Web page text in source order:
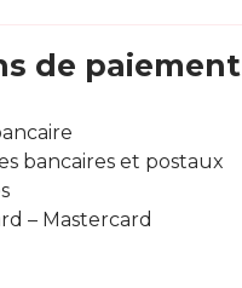
de paiement
bancaires et postaux
– Mastercard